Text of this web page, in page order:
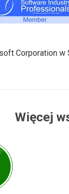
Corporation w
Więcej